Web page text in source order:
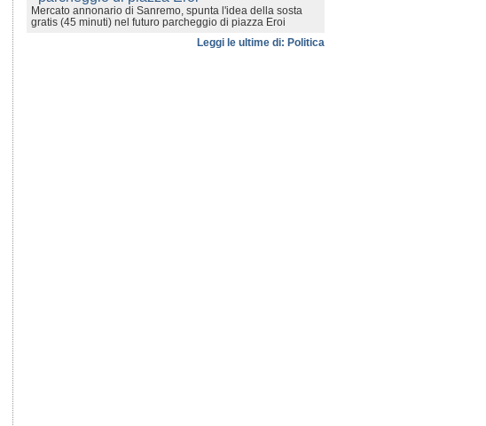
Mercato annonario di Sanremo, spunta l'idea della sosta
gratis (45 minuti) nel futuro parcheggio di piazza Eroi
Leggi le ultime di: Politica